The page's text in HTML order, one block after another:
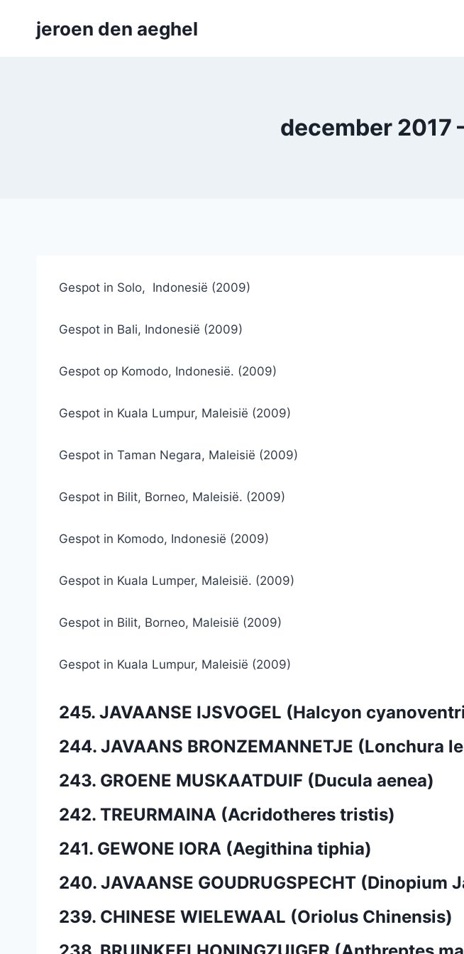
jeroen den aeghel
december 2017
Gespot in Solo, Indonesië (2009)
Gespot in Bali, Indonesië (2009)
Gespot op Komodo, Indonesië. (2009)
Gespot in Kuala Lumpur, Maleisië (2009)
Gespot in Taman Negara, Maleisië (2009)
Gespot in Bilit, Borneo, Maleisië. (2009)
Gespot in Komodo, Indonesië (2009)
Gespot in Kuala Lumper, Maleisië. (2009)
Gespot in Bilit, Borneo, Maleisië (2009)
Gespot in Kuala Lumpur, Maleisië (2009)
245. JAVAANSE IJSVOGEL (Halcyon
244. JAVAANS BRONZEMANNETJE (Lonchura
243. GROENE MUSKAATDUIF (Ducula aenea)
242. TREURMAINA (Acridotheres tristis)
241. GEWONE IORA (Aegithina tiphia)
240. JAVAANSE GOUDRUGSPECHT (Dinopium
239. CHINESE WIELEWAAL (Oriolus Chinensis)